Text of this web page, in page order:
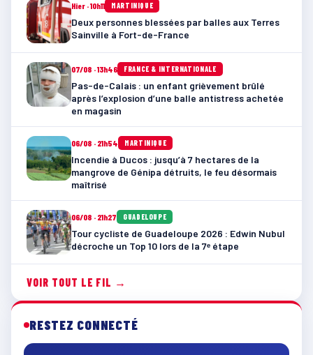
Hier · 10h11 MARTINIQUE
Deux personnes blessées par balles aux Terres
Sainville à Fort-de-France
07/08 · 13h46 FRANCE & INTERNATIONALE
Pas-de-Calais : un enfant grièvement brûlé
après l’explosion d’une balle antistress achetée
en magasin
06/08 · 21h54 MARTINIQUE
Incendie à Ducos : jusqu’à 7 hectares de la
mangrove de Génipa détruits, le feu désormais
maîtrisé
06/08 · 21h27 GUADELOUPE
Tour cycliste de Guadeloupe 2026 : Edwin Nubul
décroche un Top 10 lors de la 7ᵉ étape
VOIR TOUT LE FIL →
RESTEZ CONNECTÉ